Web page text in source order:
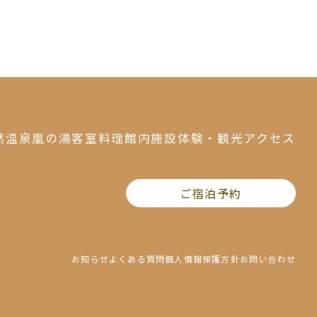
温泉嵐の湯客室料理館内施設体験・観光アクセス
ご宿泊予約
お知らせよくある質問個人情報保護方針お問い合わせ